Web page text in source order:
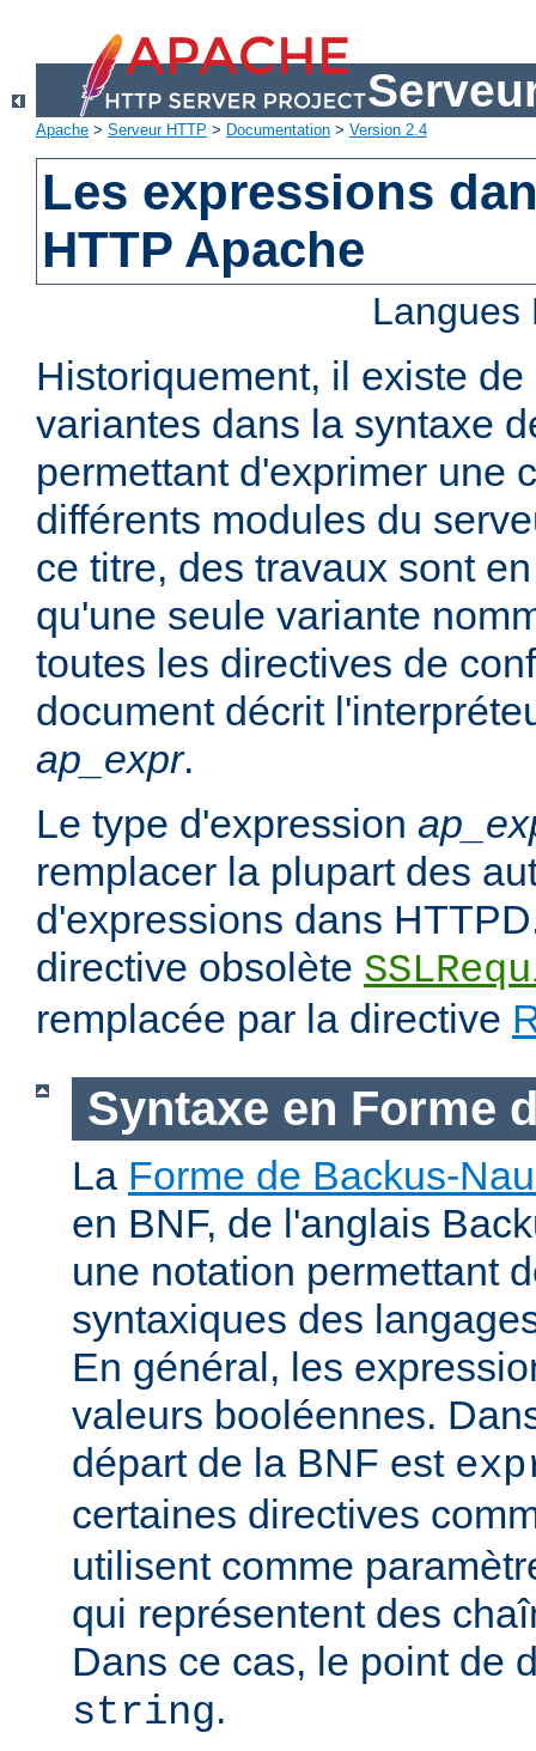
Apache > Serveur HTTP > Documentation > Version 2.4
Les expressions
HTTP Apache
Historiquement, il existe
variantes dans la syntaxe
permettant d'exprimer une
différents modules du
ce titre, des travaux sont
qu'une seule variante
toutes les directives de
document décrit
ap_expr.
Le type d'expression
remplacer la plupart des
d'expressions dans
directive obsolète
remplacée par la directive
Syntaxe en Forme
La Forme de Backus-
en BNF, de l'anglais
une notation permettant
syntaxiques des
En général, les
valeurs booléennes.
départ de la BNF est
certaines directives
utilisent comme
qui représentent des
Dans ce cas, le point de
string.